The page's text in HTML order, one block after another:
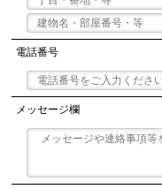
電話番号
メッセージ欄